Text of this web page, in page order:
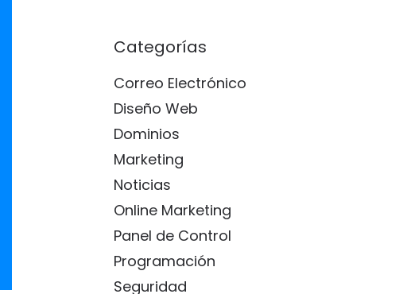
Categorías
Correo Electrónico
Diseño Web
Dominios
Marketing
Noticias
Online Marketing
Panel de Control
Programación
Seguridad